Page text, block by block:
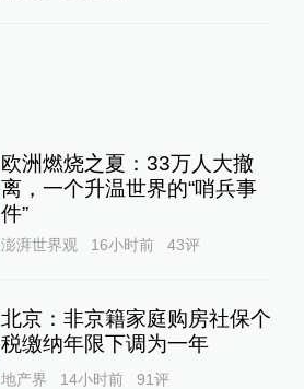
欧洲燃烧之夏：33万人大撤
离，一个升温世界的“哨兵事
件”
澎湃世界观 16小时前 43评
北京：非京籍家庭购房社保个
税缴纳年限下调为一年
地产界 14小时前 91评